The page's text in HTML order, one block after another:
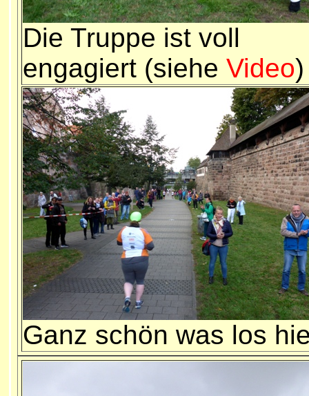
Die Truppe ist voll
engagiert (siehe Video)
Ganz schön was los